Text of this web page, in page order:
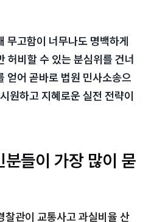
무고함이 너무나도 명백하게
허비할 수 있는 분심위를 건너
얻어 곧바로 법원 민사소송으
원하고 지혜로운 실전 전략이
들이 가장 많이 묻
찰관이 교통사고 과실비율 산